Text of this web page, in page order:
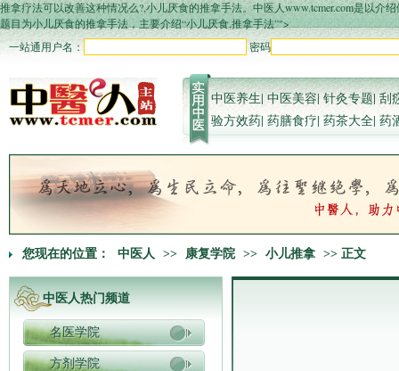
推拿疗法可以改善这种情况么?,小儿厌食的推拿手法。中医人www.tcmer.com是以
题目为小儿厌食的推拿手法，主要介绍“小儿厌食,推拿手法”">
一站通用户名：
密码
中医养生|中医美容|针灸专题|刮
验方效药| 药膳食疗| 药茶大全| 药
您现在的位置： 中医人 >> 康复学院 >> 小儿推拿 >> 正文
中医人热门频道
名医学院
方剂学院